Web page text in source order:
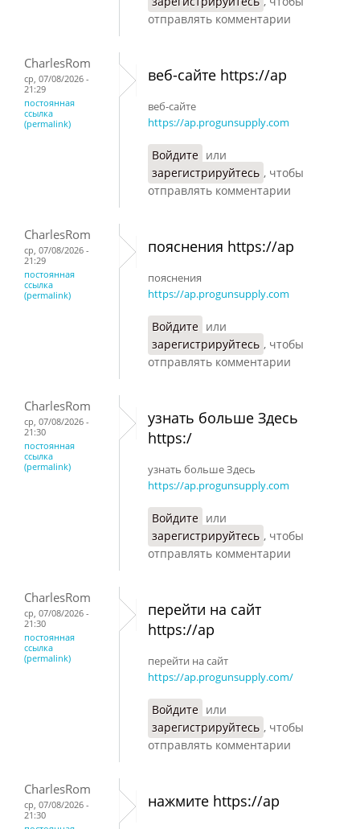
отправлять комментарии
CharlesRom
ср, 07/08/2026 -
21:29
постоянная
ссылка
(permalink)
веб-сайте https://ap
веб-сайте
https://ap.progunsupply.com
Войдите или
зарегистрируйтесь , чтобы
отправлять комментарии
CharlesRom
ср, 07/08/2026 -
21:29
постоянная
ссылка
(permalink)
пояснения https://ap
пояснения
https://ap.progunsupply.com
Войдите или
зарегистрируйтесь , чтобы
отправлять комментарии
CharlesRom
ср, 07/08/2026 -
21:30
постоянная
ссылка
(permalink)
узнать больше Здесь
https:/
узнать больше Здесь
https://ap.progunsupply.com
Войдите или
зарегистрируйтесь , чтобы
отправлять комментарии
CharlesRom
ср, 07/08/2026 -
21:30
постоянная
ссылка
(permalink)
перейти на сайт
https://ap
перейти на сайт
https://ap.progunsupply.com/
Войдите или
зарегистрируйтесь , чтобы
отправлять комментарии
CharlesRom
ср, 07/08/2026 -
21:30
нажмите https://ap